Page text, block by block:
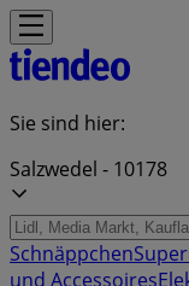
Sie sind hier:
Salzwedel - 10178
Schnäppchen
und Accessoires